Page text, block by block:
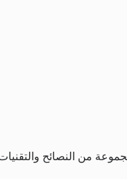
من النصائح